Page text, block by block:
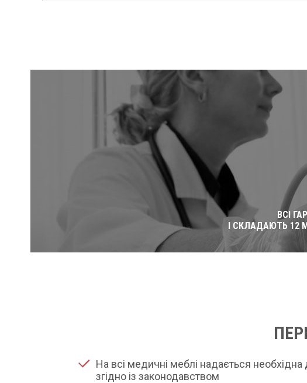
ВСІ
І СКЛАДАЮТЬ 12
На всі медичні меблі надається необхідна
згідно із законодавством